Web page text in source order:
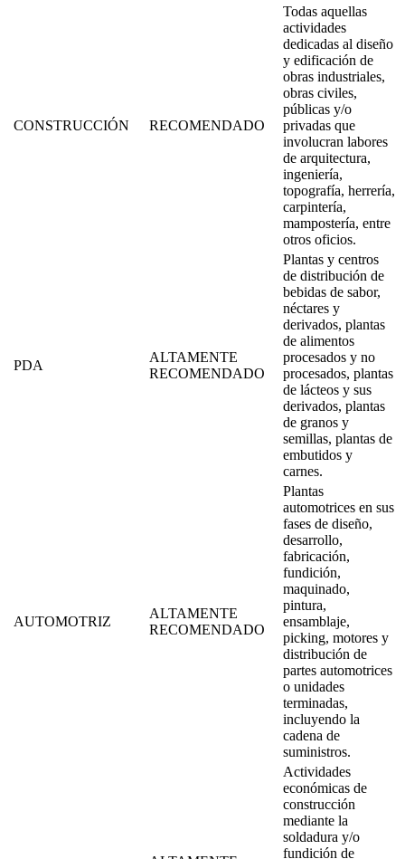
CONSTRUCCIÓN RECOMENDADO
Todas aquellas
actividades
dedicadas al diseño
y edificación de
obras industriales,
obras civiles,
públicas y/o
privadas que
involucran labores
de arquitectura,
ingeniería,
topografía, herrería,
carpintería,
mampostería, entre
otros oficios.
PDA
ALTAMENTE
RECOMENDADO
Plantas y centros
de distribución de
bebidas de sabor,
néctares y
derivados, plantas
de alimentos
procesados y no
procesados, plantas
de lácteos y sus
derivados, plantas
de granos y
semillas, plantas de
embutidos y
carnes.
AUTOMOTRIZ
ALTAMENTE
RECOMENDADO
Plantas
automotrices en sus
fases de diseño,
desarrollo,
fabricación,
fundición,
maquinado,
pintura,
ensamblaje,
picking, motores y
distribución de
partes automotrices
o unidades
terminadas,
incluyendo la
cadena de
suministros.
Actividades
económicas de
construcción
mediante la
soldadura y/o
fundición de